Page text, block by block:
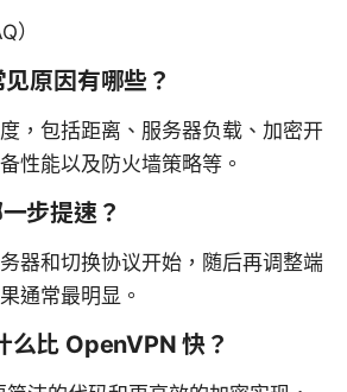
）
原因有哪些？
，包括距离、服务器负载、加密开
性能以及防火墙策略等。
步提速？
器和切换协议开始，随后再调整端
通常最明显。
比 OpenVPN 快？